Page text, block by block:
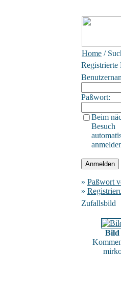
Home /
Registrierte
Paßwort:
Beim
Besuch
» Paßwort
»
Zufallsbild
Bild